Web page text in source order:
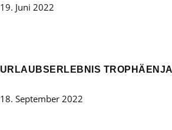
19. Juni 2022
URLAUBSERLEBNIS
18. September 2022